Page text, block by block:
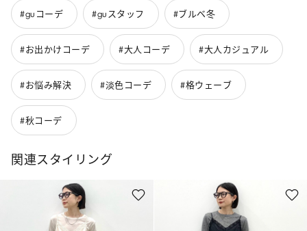
#guコーデ #guスタッフ #ブルベ冬
#お出かけコーデ #大人コーデ #大人カジュアル
#お悩み解決 #淡色コーデ #格ウェーブ
#秋コーデ
関連スタイリング